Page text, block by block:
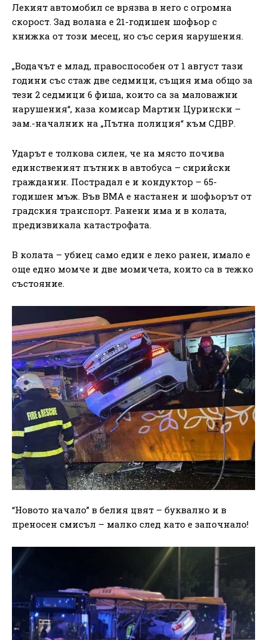
Лекият автомобил се врязва в него с огромна
скорост. Зад волана е 21-годишен шофьор с
книжка от този месец, но със серия нарушения.
„Водачът е млад, правоспособен от 1 август тази
години със стаж две седмици, същия има общо за
тези 2 седмици 6 фиша, които са за маловажни
нарушения“, каза комисар Мартин Цурински –
зам.-началник на „Пътна полиция“ към СДВР.
Ударът е толкова силен, че на място почива
единственият пътник в автобуса – сирийски
гражданин. Пострадал е и кондуктор – 65-
годишен мъж. Във ВМА е настанен и шофьорът от
градския транспорт. Ранени има и в колата,
предизвикала катастрофата.
В колата – убиец само един е леко ранен, имало е
още едно момче и две момичета, които са в тежко
състояние.
“Новото начало” в белия цвят – буквално и в
преносен смисъл – малко след като е започнало!